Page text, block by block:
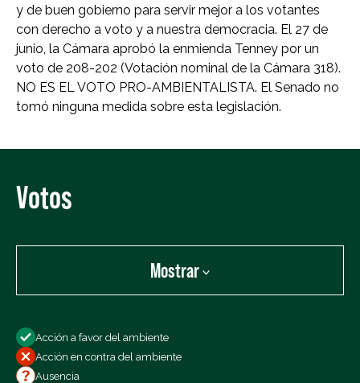
y de buen gobierno para servir mejor a los votantes
con derecho a voto y a nuestra democracia. El 27 de
junio, la Cámara aprobó la enmienda Tenney por un
voto de 208-202 (Votación nominal de la Cámara 318).
NO ES EL VOTO PRO-AMBIENTALISTA. El Senado no
tomó ninguna medida sobre esta legislación.
Votos
Mostrar
Todos los votos
Votos a favor
Acción a favor del ambiente
Acción en contra del ambiente
Ausencia